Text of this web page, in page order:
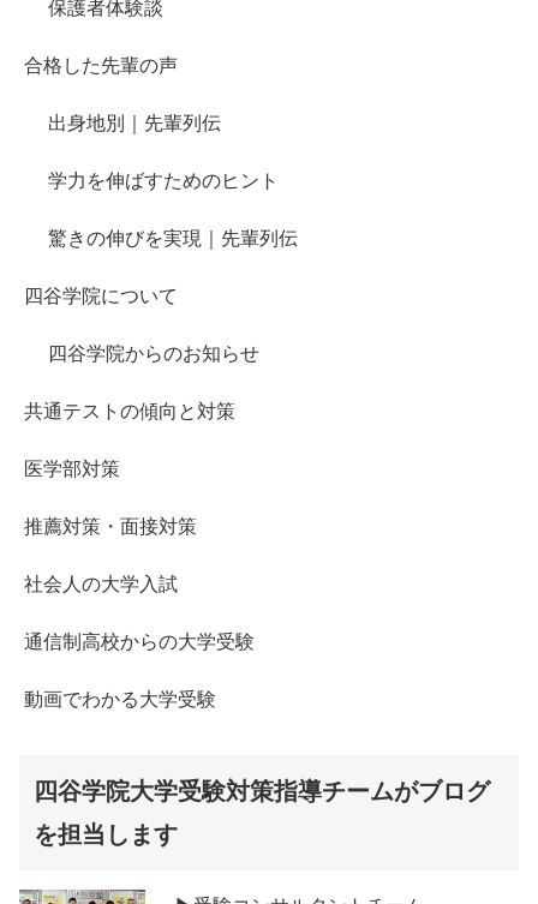
保護者体験談
合格した先輩の声
出身地別｜先輩列伝
学力を伸ばすためのヒント
驚きの伸びを実現｜先輩列伝
四谷学院について
四谷学院からのお知らせ
共通テストの傾向と対策
医学部対策
推薦対策・面接対策
社会人の大学入試
通信制高校からの大学受験
動画でわかる大学受験
四谷学院大学受験対策指導チームがブログ
を担当します